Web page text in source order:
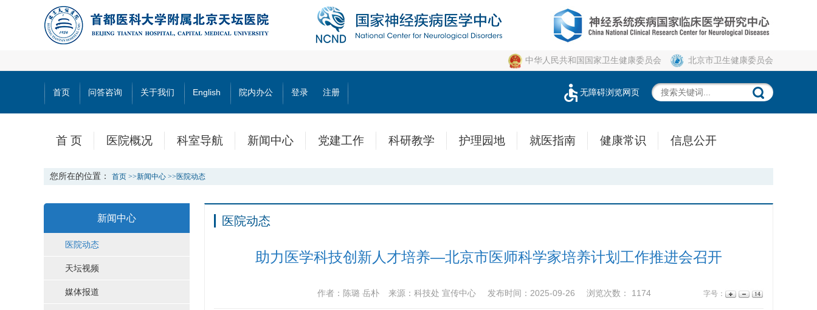
中华人民共和国国家卫生健康委员会 北京市卫生健康委员会
首页 问答咨询 关于我们 English 院内办公 登录 注册 无障碍浏览网页
首 页 医院概况 科室导航 新闻中心 党建工作 科研教学 护理园地 就医指南 健康常识 信息公开
您所在的位置： 首页 >>新闻中心 >> 医院动态
新闻中心
医院动态
天坛视频
媒体报道
医院动态
助力医学科技创新人才培养—北京市医师科学家培养计划工作推进会召开
作者：陈璐 岳朴 来源：科技处 宣传中心 发布时间：2025-09-26 浏览次数： 1174 字号：